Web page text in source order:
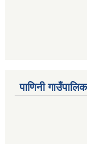
पाणिनी